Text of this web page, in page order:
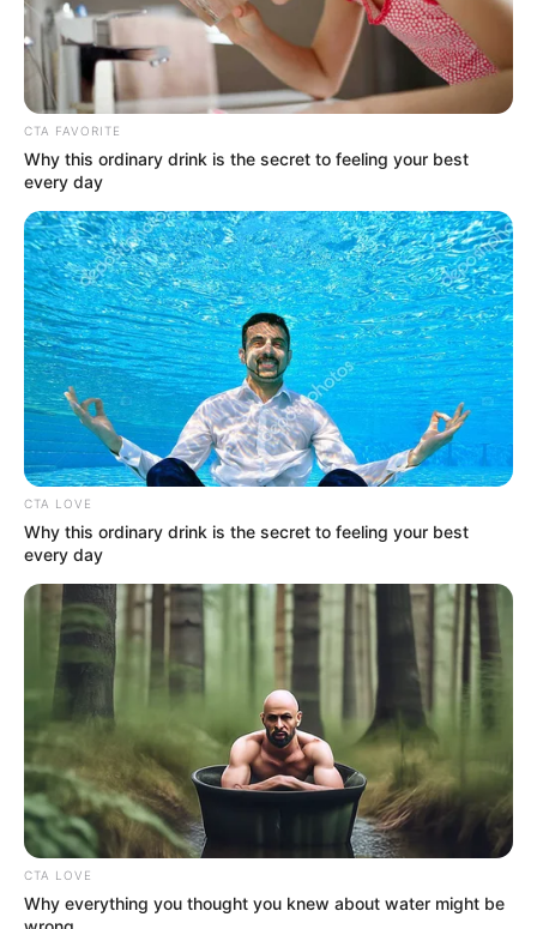
CTA FAVORITE
Why this ordinary drink is the secret to feeling your best
every day
CTA LOVE
Why this ordinary drink is the secret to feeling your best
every day
CTA LOVE
Why everything you thought you knew about water might be